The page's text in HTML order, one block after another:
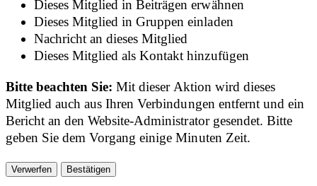
Dieses Mitglied in Beiträgen erwähnen
Dieses Mitglied in Gruppen einladen
Nachricht an dieses Mitglied
Dieses Mitglied als Kontakt hinzufügen
Bitte beachten Sie:Mit dieser Aktion wird dieses
Mitglied auch aus Ihren Verbindungen entfernt und ein
Bericht an den Website-Administrator gesendet. Bitte
geben Sie dem Vorgang einige Minuten Zeit.
Bestätigen